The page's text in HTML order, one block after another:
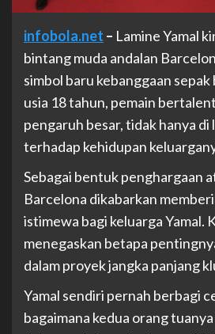
infobola.net – Lamine Yamal
bintang muda andalan
simbol baru kebanggaan sepak
usia 18 tahun, pemain
pengaruh besar, tidak hanya di
terhadap kehidupan
Sebagai bentuk penghargaan
Barcelona dikabarkan
istimewa bagi keluarga Yamal.
menegaskan betapa
dalam proyek jangka panjang
Yamal sendiri pernah berbagi
bagaimana kedua orang